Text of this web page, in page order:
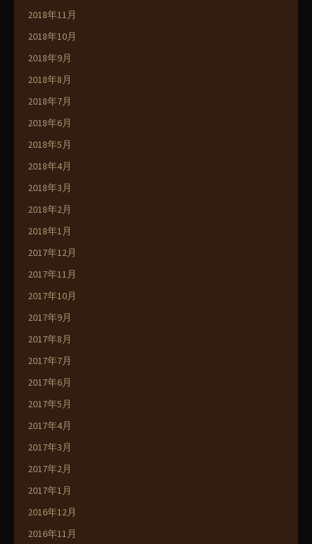
2018年11月
2018年10月
2018年9月
2018年8月
2018年7月
2018年6月
2018年5月
2018年4月
2018年3月
2018年2月
2018年1月
2017年12月
2017年11月
2017年10月
2017年9月
2017年8月
2017年7月
2017年6月
2017年5月
2017年4月
2017年3月
2017年2月
2017年1月
2016年12月
2016年11月